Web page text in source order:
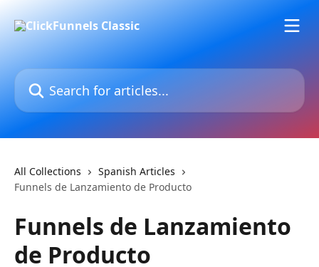
Search for articles...
All Collections
Spanish Articles
Funnels de Lanzamiento de Producto
Funnels de Lanzamiento
de Producto